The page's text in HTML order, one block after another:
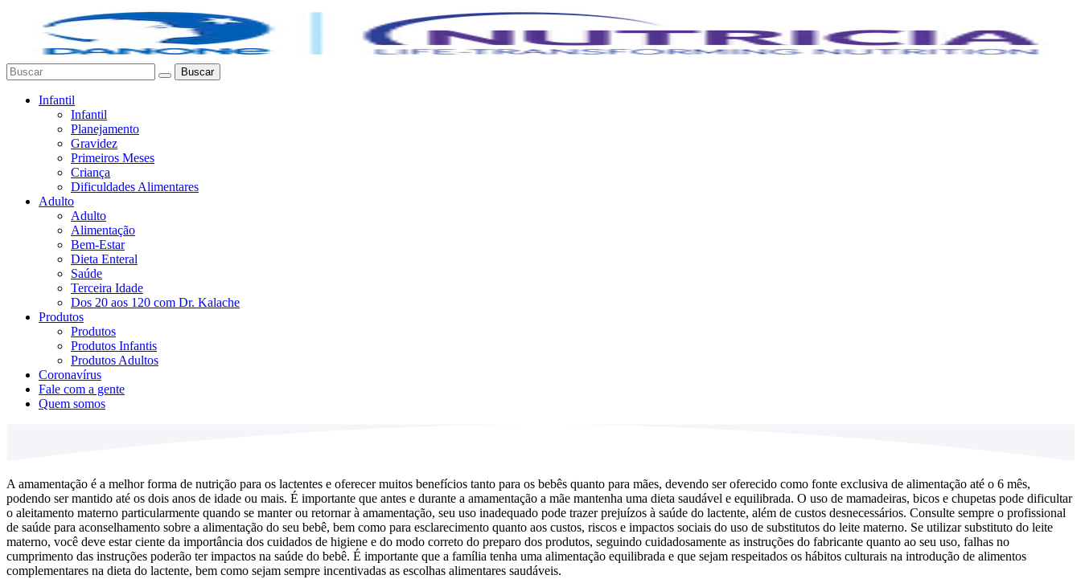
Buscar
Infantil
Infantil
Planejamento
Gravidez
Primeiros Meses
Criança
Dificuldades Alimentares
Adulto
Adulto
Alimentação
Bem-Estar
Dieta Enteral
Saúde
Terceira Idade
Dos 20 aos 120 com Dr. Kalache
Produtos
Produtos
Produtos Infantis
Produtos Adultos
Coronavírus
Fale com a gente
Quem somos
A amamentação é a melhor forma de nutrição para os lactentes e oferecer muitos benefícios tanto para os bebês quanto para mães, devendo ser oferecido como fonte exclusiva de alimentação até o 6 mês,
podendo ser mantido até os dois anos de idade ou mais. É importante que antes e durante a amamentação a mãe mantenha uma dieta saudável e equilibrada. O uso de mamadeiras, bicos e chupetas pode dificultar
o aleitamento materno particularmente quando se manter ou retornar à amamentação, seu uso inadequado pode trazer prejuízos à saúde do lactente, além de custos desnecessários. Consulte sempre o profissional
de saúde para aconselhamento sobre a alimentação do seu bebê, bem como para esclarecimento quanto aos custos, riscos e impactos sociais do uso de substitutos do leite materno. Se utilizar substituto do leite
materno, você deve estar ciente da importância dos cuidados de higiene e do modo correto do preparo dos produtos, seguindo cuidadosamente as instruções do fabricante quanto ao seu uso, falhas no
cumprimento das instruções poderão ter impactos na saúde do bebê. É importante que a família tenha uma alimentação equilibrada e que sejam respeitados os hábitos culturais na introdução de alimentos
complementares na dieta do lactente, bem como sejam sempre incentivadas as escolhas alimentares saudáveis.